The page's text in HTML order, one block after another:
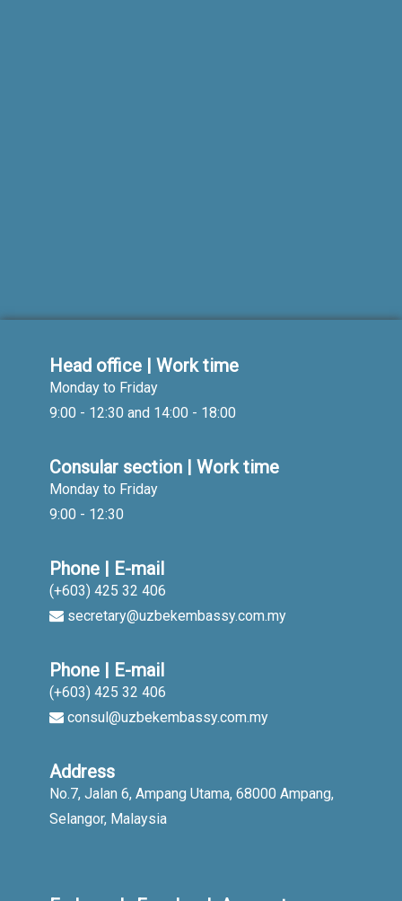
Head office | Work time
Monday to Friday
9:00 - 12:30 and 14:00 - 18:00
Consular section | Work time
Monday to Friday
9:00 - 12:30
Phone | E-mail
(+603) 425 32 406
secretary@uzbekembassy.com.my
Phone | E-mail
(+603) 425 32 406
consul@uzbekembassy.com.my
Address
No.7, Jalan 6, Ampang Utama, 68000 Ampang,
Selangor, Malaysia